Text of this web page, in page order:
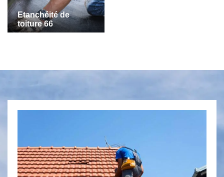
Etanchéité de
toiture 66